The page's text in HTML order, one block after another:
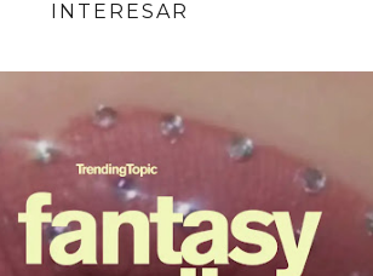
INTERESAR